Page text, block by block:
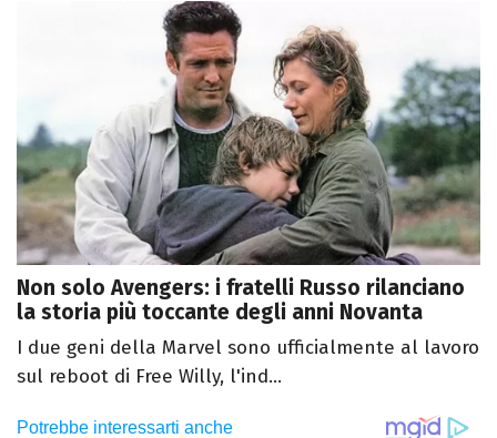
Non solo Avengers: i fratelli Russo rilanciano
la storia più toccante degli anni Novanta
I due geni della Marvel sono ufficialmente al lavoro
sul reboot di Free Willy, l'ind...